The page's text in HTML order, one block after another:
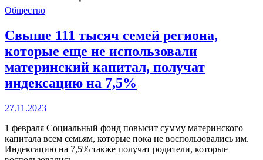
Общество
Свыше 111 тысяч семей региона,
которые еще не использовали
материнский капитал, получат
индексацию на 7,5%
27.11.2023
1 февраля Социальный фонд повысит сумму материнского
капитала всем семьям, которые пока не воспользовались им.
Индексацию на 7,5% также получат родители, которые